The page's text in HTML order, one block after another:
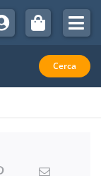
Cerca